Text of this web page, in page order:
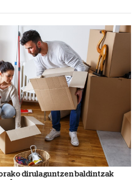
dirulaguntzen baldintzak